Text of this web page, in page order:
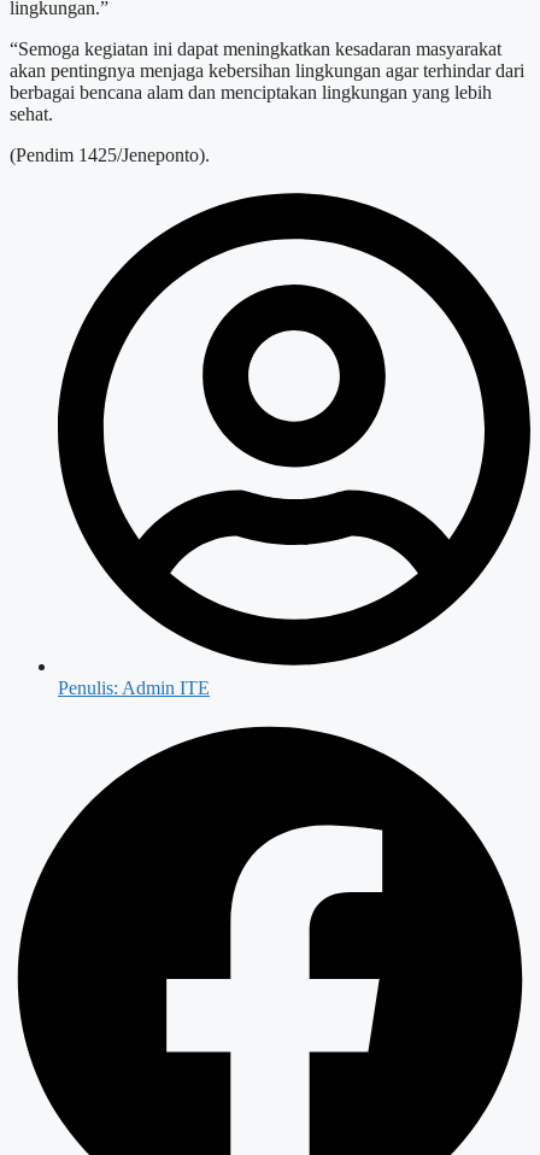
lingkungan.”
“Semoga kegiatan ini dapat meningkatkan kesadaran masyarakat
akan pentingnya menjaga kebersihan lingkungan agar terhindar dari
berbagai bencana alam dan menciptakan lingkungan yang lebih
sehat.
(Pendim 1425/Jeneponto).
Penulis: Admin ITE